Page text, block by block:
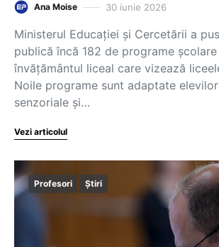
Ana Moise 30 iunie 2026
Ministerul Educației și Cercetării a
publică încă 182 de programe
învățământul liceal care vizează
Noile programe sunt adaptate
senzoriale și…
Vezi articolul
Profesori Știri